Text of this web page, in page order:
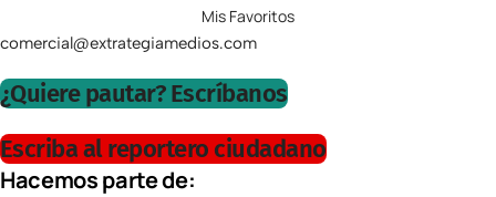
Mis Favoritos
comercial@extrategiamedios.com
¿Quiere pautar? Escríbanos
Escriba al reportero ciudadano
Hacemos parte de: